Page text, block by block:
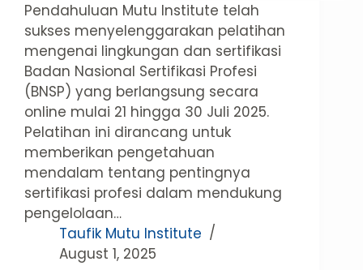
Pendahuluan Mutu Institute telah
sukses menyelenggarakan pelatihan
mengenai lingkungan dan sertifikasi
Badan Nasional Sertifikasi Profesi
(BNSP) yang berlangsung secara
online mulai 21 hingga 30 Juli 2025.
Pelatihan ini dirancang untuk
memberikan pengetahuan
mendalam tentang pentingnya
sertifikasi profesi dalam mendukung
pengelolaan…
Taufik Mutu Institute
August 1, 2025